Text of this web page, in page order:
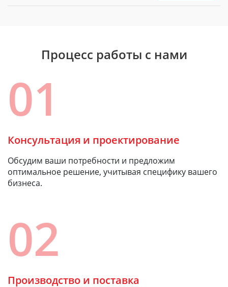
Процесс работы с нами
01
Консультация и проектирование
Обсудим ваши потребности и предложим
оптимальное решение, учитывая специфику вашего
бизнеса.
02
Производство и поставка